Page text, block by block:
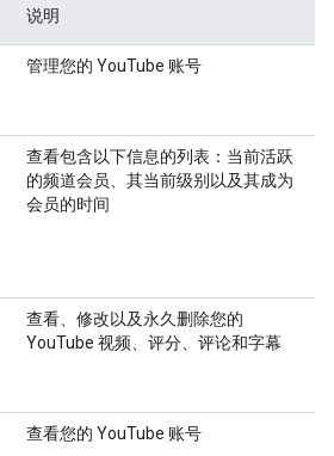
说明
管理您的 YouTube 账号
查看包含以下信息的列表：当前活跃
的频道会员、其当前级别以及其成为
会员的时间
查看、修改以及永久删除您的
YouTube 视频、评分、评论和字幕
查看您的 YouTube 账号